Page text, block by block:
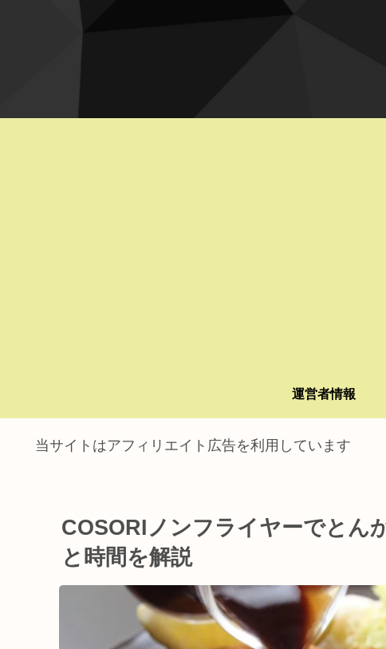
運営者情報
当サイトはアフィリエイト広告を利用しています
COSORIノンフライヤーでとん
と時間を解説